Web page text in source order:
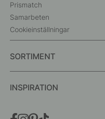
Prismatch
Samarbeten
Cookieinställningar
SORTIMENT
INSPIRATION